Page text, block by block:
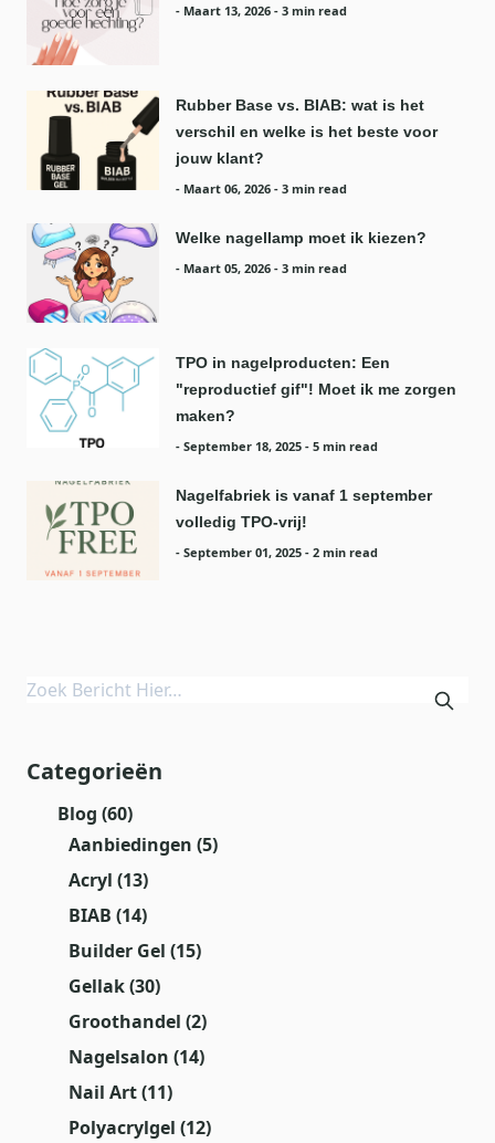
- Maart 13, 2026 - 3 min read
Rubber Base vs. BIAB: wat is het
verschil en welke is het beste voor
jouw klant?
- Maart 06, 2026 - 3 min read
Welke nagellamp moet ik kiezen?
- Maart 05, 2026 - 3 min read
TPO in nagelproducten: Een
"reproductief gif"! Moet ik me zorgen
maken?
- September 18, 2025 - 5 min read
Nagelfabriek is vanaf 1 september
volledig TPO-vrij!
- September 01, 2025 - 2 min read
Categorieën
Blog (60)
Aanbiedingen (5)
Acryl (13)
BIAB (14)
Builder Gel (15)
Gellak(30)
Groothandel (2)
Nagelsalon (14)
Nail Art(11)
Polyacrylgel (12)